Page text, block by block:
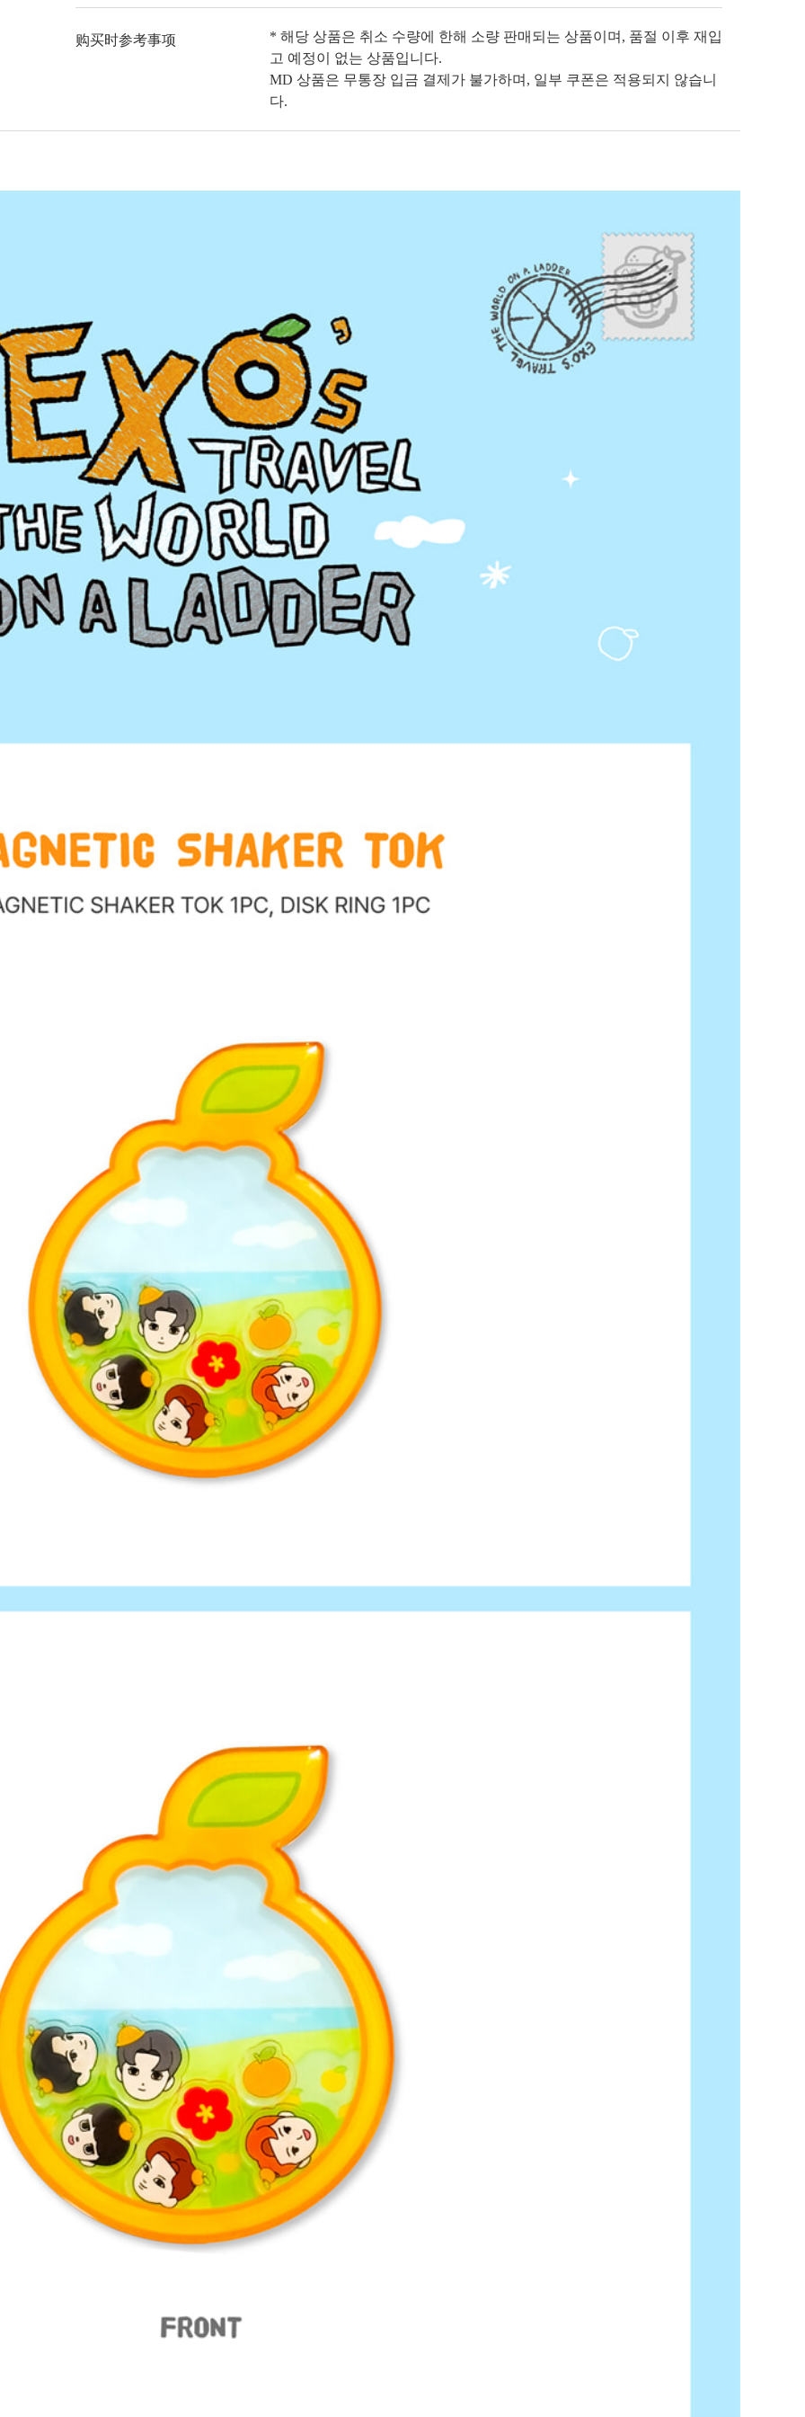
购买时参考事项
* 해당 상품은 취소 수량에 한해 소량 판매되는 상품이며, 품절 이후 재입
고 예정이 없는 상품입니다.
MD 상품은 무통장 입금 결제가 불가하며, 일부 쿠폰은 적용되지 않습니
다.